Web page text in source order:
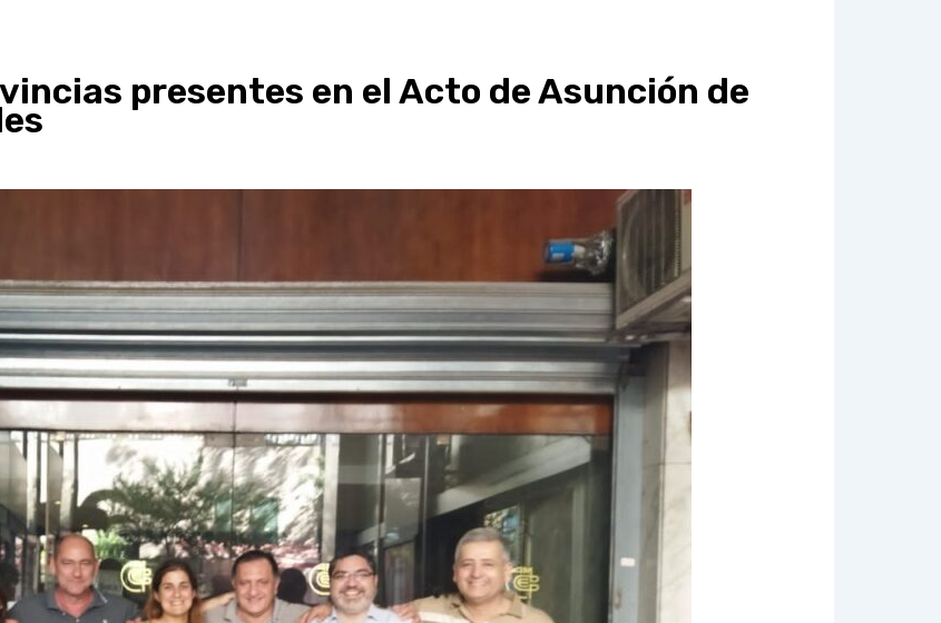
presentes en el Acto de Asunción de